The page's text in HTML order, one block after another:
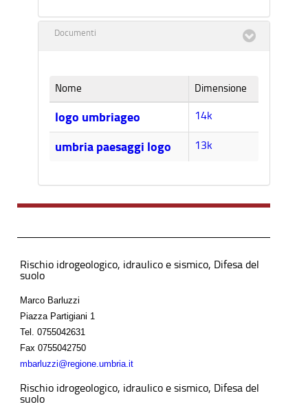
Documenti
Nome Dimensione
logo umbriageo 14k
umbria paesaggi logo 13k
Rischio idrogeologico, idraulico e sismico, Difesa del
suolo
Marco Barluzzi
Piazza Partigiani 1
Tel.
0755042631
Fax 0755042750
mbarluzzi@regione.umbria.it
Rischio idrogeologico, idraulico e sismico, Difesa del
suolo